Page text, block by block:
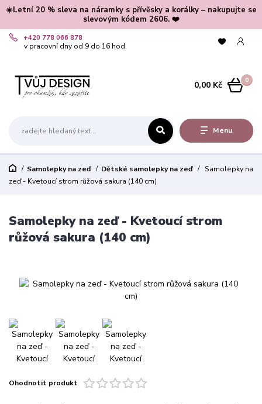
☀️Letní 20 % sleva na náramky s přívěsky a korálky – nakupujte se
slevovým kódem 2606. ❤️
Menu
+420 778 066 878
v pracovní dny od 9 do 16 hod.
0
0,00 Kč
Samolepky na zeď Dětské samolepky na zeď
Samolepky na
zeď - Kvetoucí strom růžová sakura (140 cm)
Samolepky na zeď - Kvetoucí strom
růžová sakura (140 cm)
Ohodnotit produkt